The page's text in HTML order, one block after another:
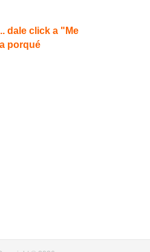
dale click a "Me
porqué